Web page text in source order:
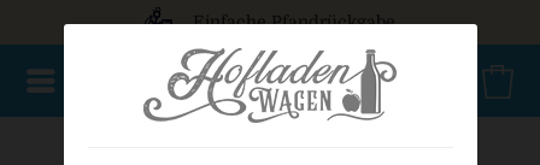
Einfache Pfandrückgabe